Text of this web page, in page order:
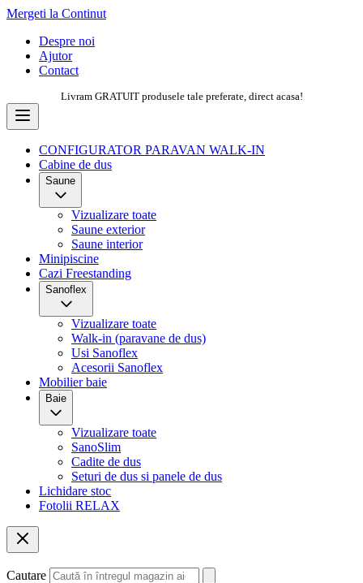
Mergeti la Continut
Despre noi
Ajutor
Contact
Livram GRATUIT produsele tale preferate, direct acasa!
CONFIGURATOR PARAVAN WALK-IN
Cabine de dus
Saune
Vizualizare toate
Saune exterior
Saune interior
Minipiscine
Cazi Freestanding
Sanoflex
Vizualizare toate
Walk-in (paravane de dus)
Usi Sanoflex
Acesorii Sanoflex
Mobilier baie
Baie
Vizualizare toate
SanoSlim
Cadite de dus
Seturi de dus si panele de dus
Lichidare stoc
Fotolii RELAX
Cautare